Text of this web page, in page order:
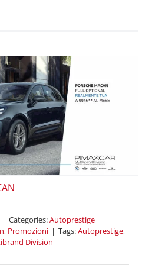
| Categories:Autoprestige
, Promozioni | Tags:Autoprestige,
Division